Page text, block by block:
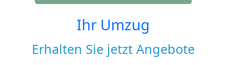
Ihr Umzug
Erhalten Sie jetzt Angebote